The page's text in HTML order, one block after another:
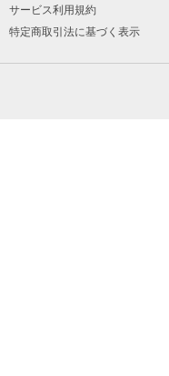
サービス利用規約
特定商取引法に基づく表示